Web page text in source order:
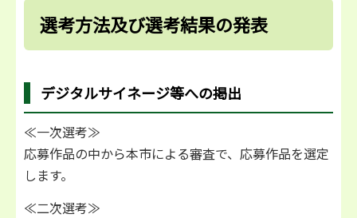
選考方法及び選考結果の発表
デジタルサイネージ等への掲出
≪一次選考≫
応募作品の中から本市による審査で、応募作品を選定
します。
≪二次選考≫